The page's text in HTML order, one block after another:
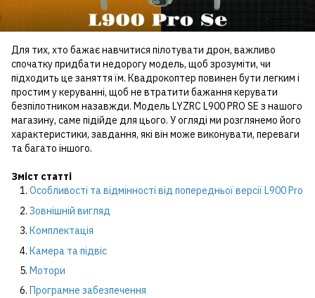
Для тих, хто бажає навчитися пілотувати дрон, важливо
спочатку придбати недорогу модель, щоб зрозуміти, чи
підходить це заняття їм. Квадрокоптер повинен бути легким і
простим у керуванні, щоб не втратити бажання керувати
безпілотником назавжди. Модель LYZRC L900 PRO SE з нашого
магазину, саме підійде для цього. У огляді ми розглянемо його
характеристики, завдання, які він може виконувати, переваги
та багато іншого.
Зміст статті
Особливості та відмінності від попередньої версії L900 Pro
Зовнішній вигляд
Комплектація
Камера та підвіс
Мотори
Програмне забезпечення